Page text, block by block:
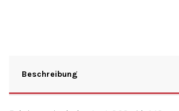
Beschreibung